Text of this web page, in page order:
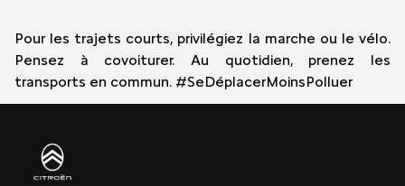
Pour les trajets courts, privilégiez la marche ou le vélo.
Pensez à covoiturer. Au quotidien, prenez les
transports en commun. #SeDéplacerMoinsPolluer